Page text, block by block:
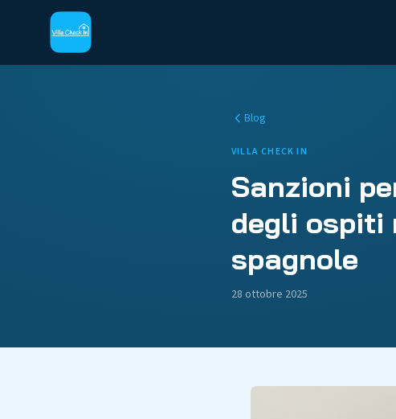
Blog
VILLA CHECK IN
Sanzioni
degli
spagnole
28 ottobre 2025